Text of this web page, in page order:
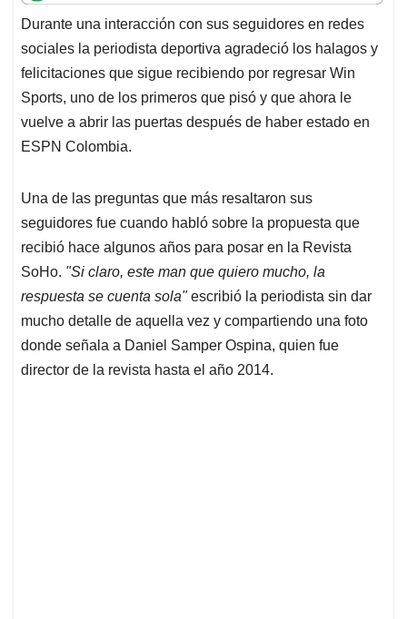
t
s
A
p
p
e
b
o
o
k
k
e
d
I
n
i
l
e
a
d
s
Durante una interacción con sus seguidores en redes
sociales la periodista deportiva agradeció los halagos y
felicitaciones que sigue recibiendo por regresar Win
Sports, uno de los primeros que pisó y que ahora le
vuelve a abrir las puertas después de haber estado en
ESPN Colombia.
Una de las preguntas que más resaltaron sus
seguidores fue cuando habló sobre la propuesta que
recibió hace algunos años para posar en la Revista
SoHo. "Si claro, este man que quiero mucho, la
respuesta se cuenta sola"escribió la periodista sin dar
mucho detalle de aquella vez y compartiendo una foto
donde señala a Daniel Samper Ospina, quien fue
director de la revista hasta el año 2014.